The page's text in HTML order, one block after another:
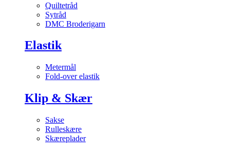
Quiltetråd
Sytråd
DMC Broderigarn
Elastik
Metermål
Fold-over elastik
Klip & Skær
Sakse
Rulleskære
Skæreplader